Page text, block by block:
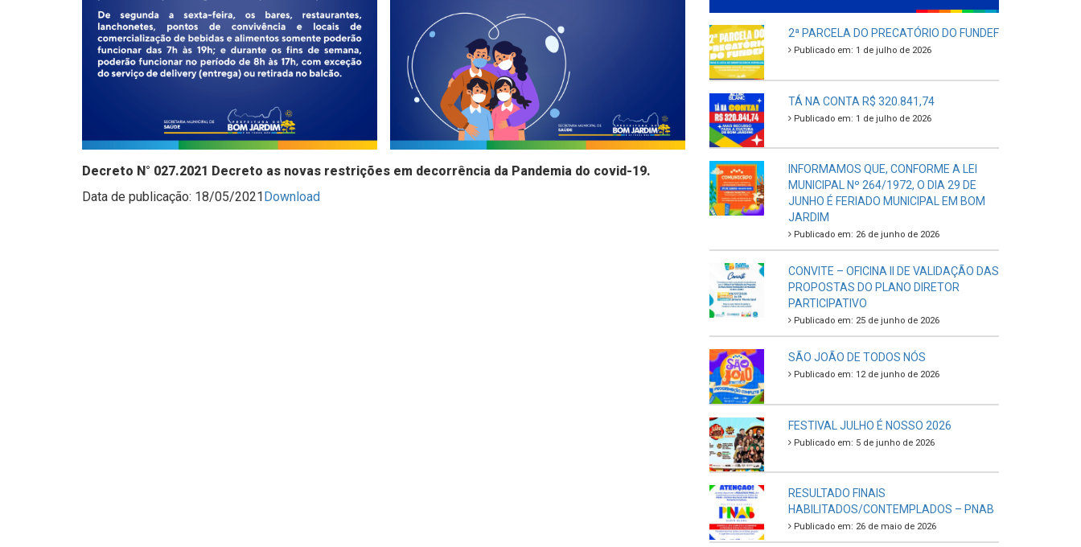
Decreto N° 027.2021 Decreto as novas restrições em decorrência da Pandemia do covid-19.
Data de publicação: 18/05/2021 Download
2ª PARCELA DO PRECATÓRIO DO FUNDEF
Publicado em: 1 de julho de 2026
TÁ NA CONTA R$ 320.841,74
Publicado em: 1 de julho de 2026
INFORMAMOS QUE, CONFORME A LEI
MUNICIPAL Nº 264/1972, O DIA 29 DE
JUNHO É FERIADO MUNICIPAL EM BOM
JARDIM
Publicado em: 26 de junho de 2026
CONVITE – OFICINA II DE VALIDAÇÃO DAS
PROPOSTAS DO PLANO DIRETOR
PARTICIPATIVO
Publicado em: 25 de junho de 2026
SÃO JOÃO DE TODOS NÓS
Publicado em: 12 de junho de 2026
FESTIVAL JULHO É NOSSO 2026
Publicado em: 5 de junho de 2026
RESULTADO FINAIS
HABILITADOS/CONTEMPLADOS – PNAB
Publicado em: 26 de maio de 2026